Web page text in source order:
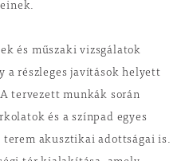
és műszaki vizsgálatok
a részleges javítások helyett
tervezett munkák során
és a színpad egyes
akusztikai adottságai is.